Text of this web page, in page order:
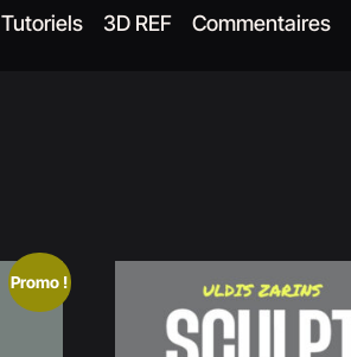
Tutoriels 3D REF Commentaires
Promo !